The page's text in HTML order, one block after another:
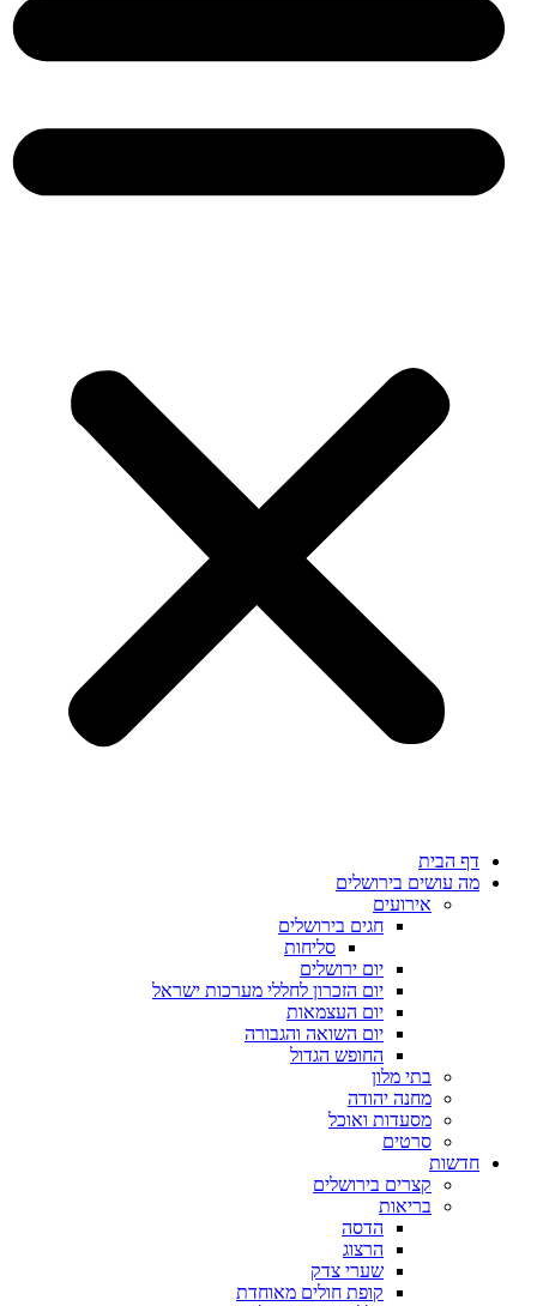
דף הבית
מה עושים בירושלים
אירועים
חגים בירושלים
סליחות
יום ירושלים
יום הזכרון לחללי מערכות ישראל
יום העצמאות
יום השואה והגבורה
החופש הגדול
בתי מלון
מחנה יהודה
מסעדות ואוכל
סרטים
חדשות
קצרים בירושלים
בריאות
הדסה
הרצוג
שערי צדק
קופת חולים מאוחדת